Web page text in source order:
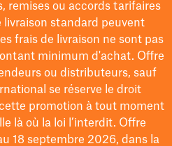
remises ou accords tarifaires
livraison standard peuvent
frais de livraison ne sont pas
minimum d'achat. Offre
ou distributeurs, sauf
se réserve le droit
promotion à tout moment
là où la loi l’interdit. Offre
18 septembre 2026, dans la